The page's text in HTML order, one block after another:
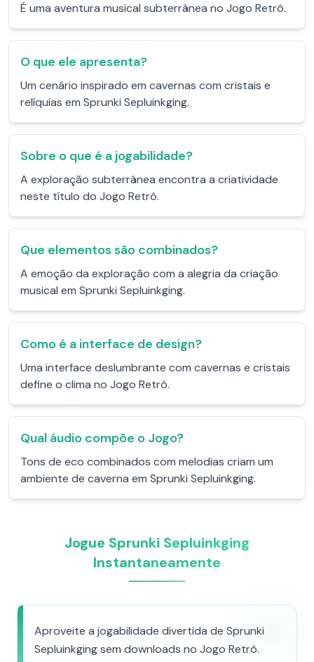
É uma aventura musical subterrânea no Jogo Retrô.
O que ele apresenta?
Um cenário inspirado em cavernas com cristais e
relíquias em Sprunki Sepluinkging.
Sobre o que é a jogabilidade?
A exploração subterrânea encontra a criatividade
neste título do Jogo Retrô.
Que elementos são combinados?
A emoção da exploração com a alegria da criação
musical em Sprunki Sepluinkging.
Como é a interface de design?
Uma interface deslumbrante com cavernas e cristais
define o clima no Jogo Retrô.
Qual áudio compõe o Jogo?
Tons de eco combinados com melodias criam um
ambiente de caverna em Sprunki Sepluinkging.
Jogue Sprunki Sepluinkging
Instantaneamente
Aproveite a jogabilidade divertida de Sprunki
Sepluinkging sem downloads no Jogo Retrô.